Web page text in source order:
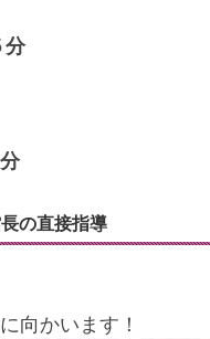
の直接指導
向かいます！